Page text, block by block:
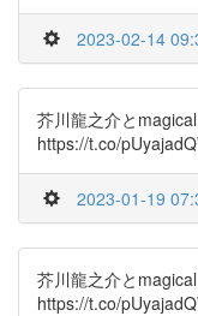
2023-02-14
芥川龍之介と
https://t.co/
2023-01-19
芥川龍之介と
https://t.co/